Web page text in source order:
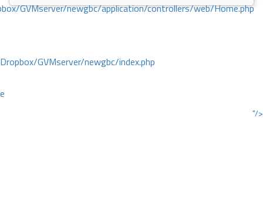
GVMserver/newgbc/application/controllers/web/Home.php
GVMserver/newgbc/index.php
"/>